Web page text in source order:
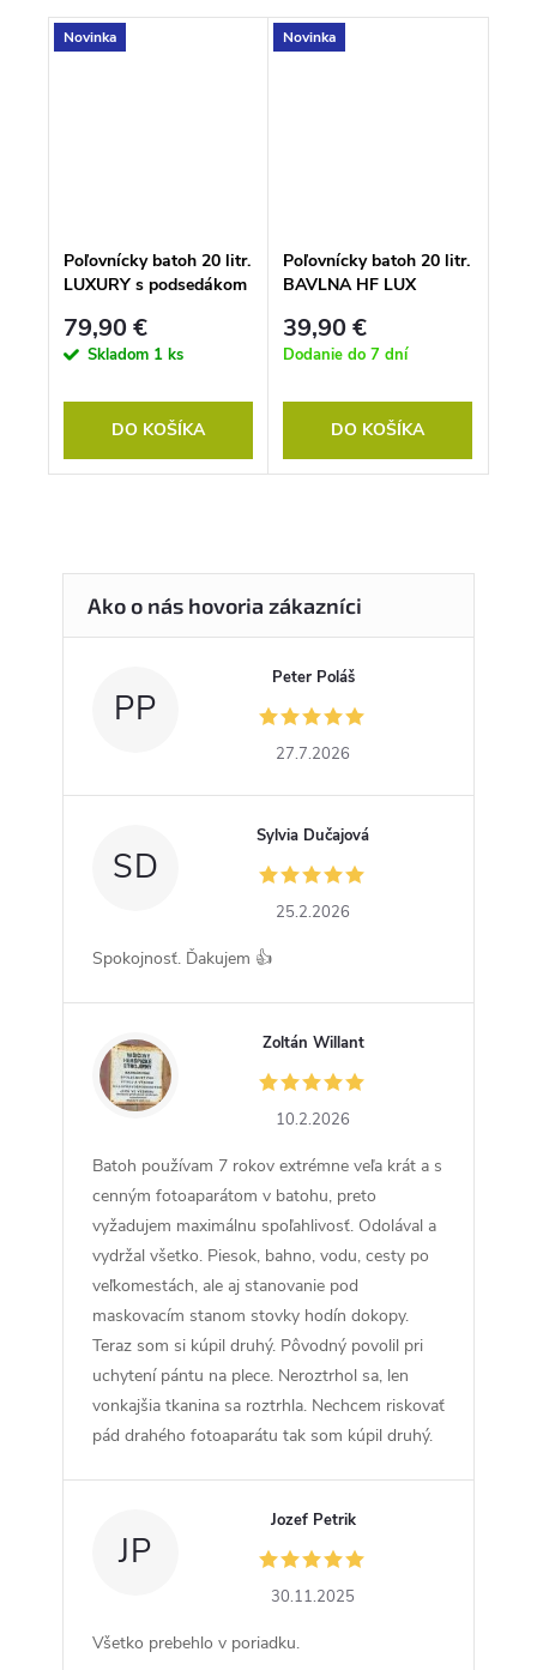
Novinka
Poľovnícky batoh 20 litr.
LUXURY s podsedákom
olivová
79,90 €
Skladom 1 ks
DO KOŠÍKA
Novinka
Poľovnícky batoh 20 litr.
BAVLNA HF LUX
39,90 €
Dodanie do 7 dní
DO KOŠÍKA
PP
Peter Poláš
27.7.2026
SD
Sylvia Dučajová
25.2.2026
Spokojnosť. Ďakujem 👍
ZW
Zoltán Willant
10.2.2026
Batoh používam 7 rokov extrémne veľa krát a s
cenným fotoaparátom v batohu, preto
vyžadujem maximálnu spoľahlivosť. Odolával a
vydržal všetko. Piesok, bahno, vodu, cesty po
veľkomestách, ale aj stanovanie pod
maskovacím stanom stovky hodín dokopy.
Teraz som si kúpil druhý. Pôvodný povolil pri
uchytení pántu na plece. Neroztrhol sa, len
vonkajšia tkanina sa roztrhla. Nechcem riskovať
pád drahého fotoaparátu tak som kúpil druhý.
JP
Jozef Petrik
30.11.2025
Všetko prebehlo v poriadku.